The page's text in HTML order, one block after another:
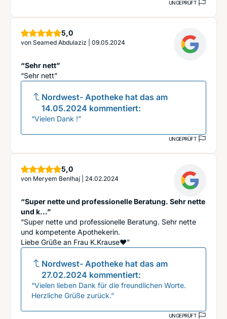
UNGEPRÜFT
5,0Sterne
von Seamed Abdulaziz 09.05.2024
“Sehr nett”
“Sehr nett”
Nordwest- Apotheke hat das am
14.05.2024 kommentiert:
“Vielen Dank !”
UNGEPRÜFT
5,0Sterne
von Meryem Benlhaj 24.02.2024
“Super nette und professionelle Beratung. Sehr nette
und k...”
“Super nette und professionelle Beratung. Sehr nette
und kompetente Apothekerin.
Liebe Grüße an Frau K.Krause♥️”
Nordwest- Apotheke hat das am
27.02.2024 kommentiert:
“Vielen lieben Dank für die freundlichen Worte.
Herzliche Grüße zurück.”
UNGEPRÜFT